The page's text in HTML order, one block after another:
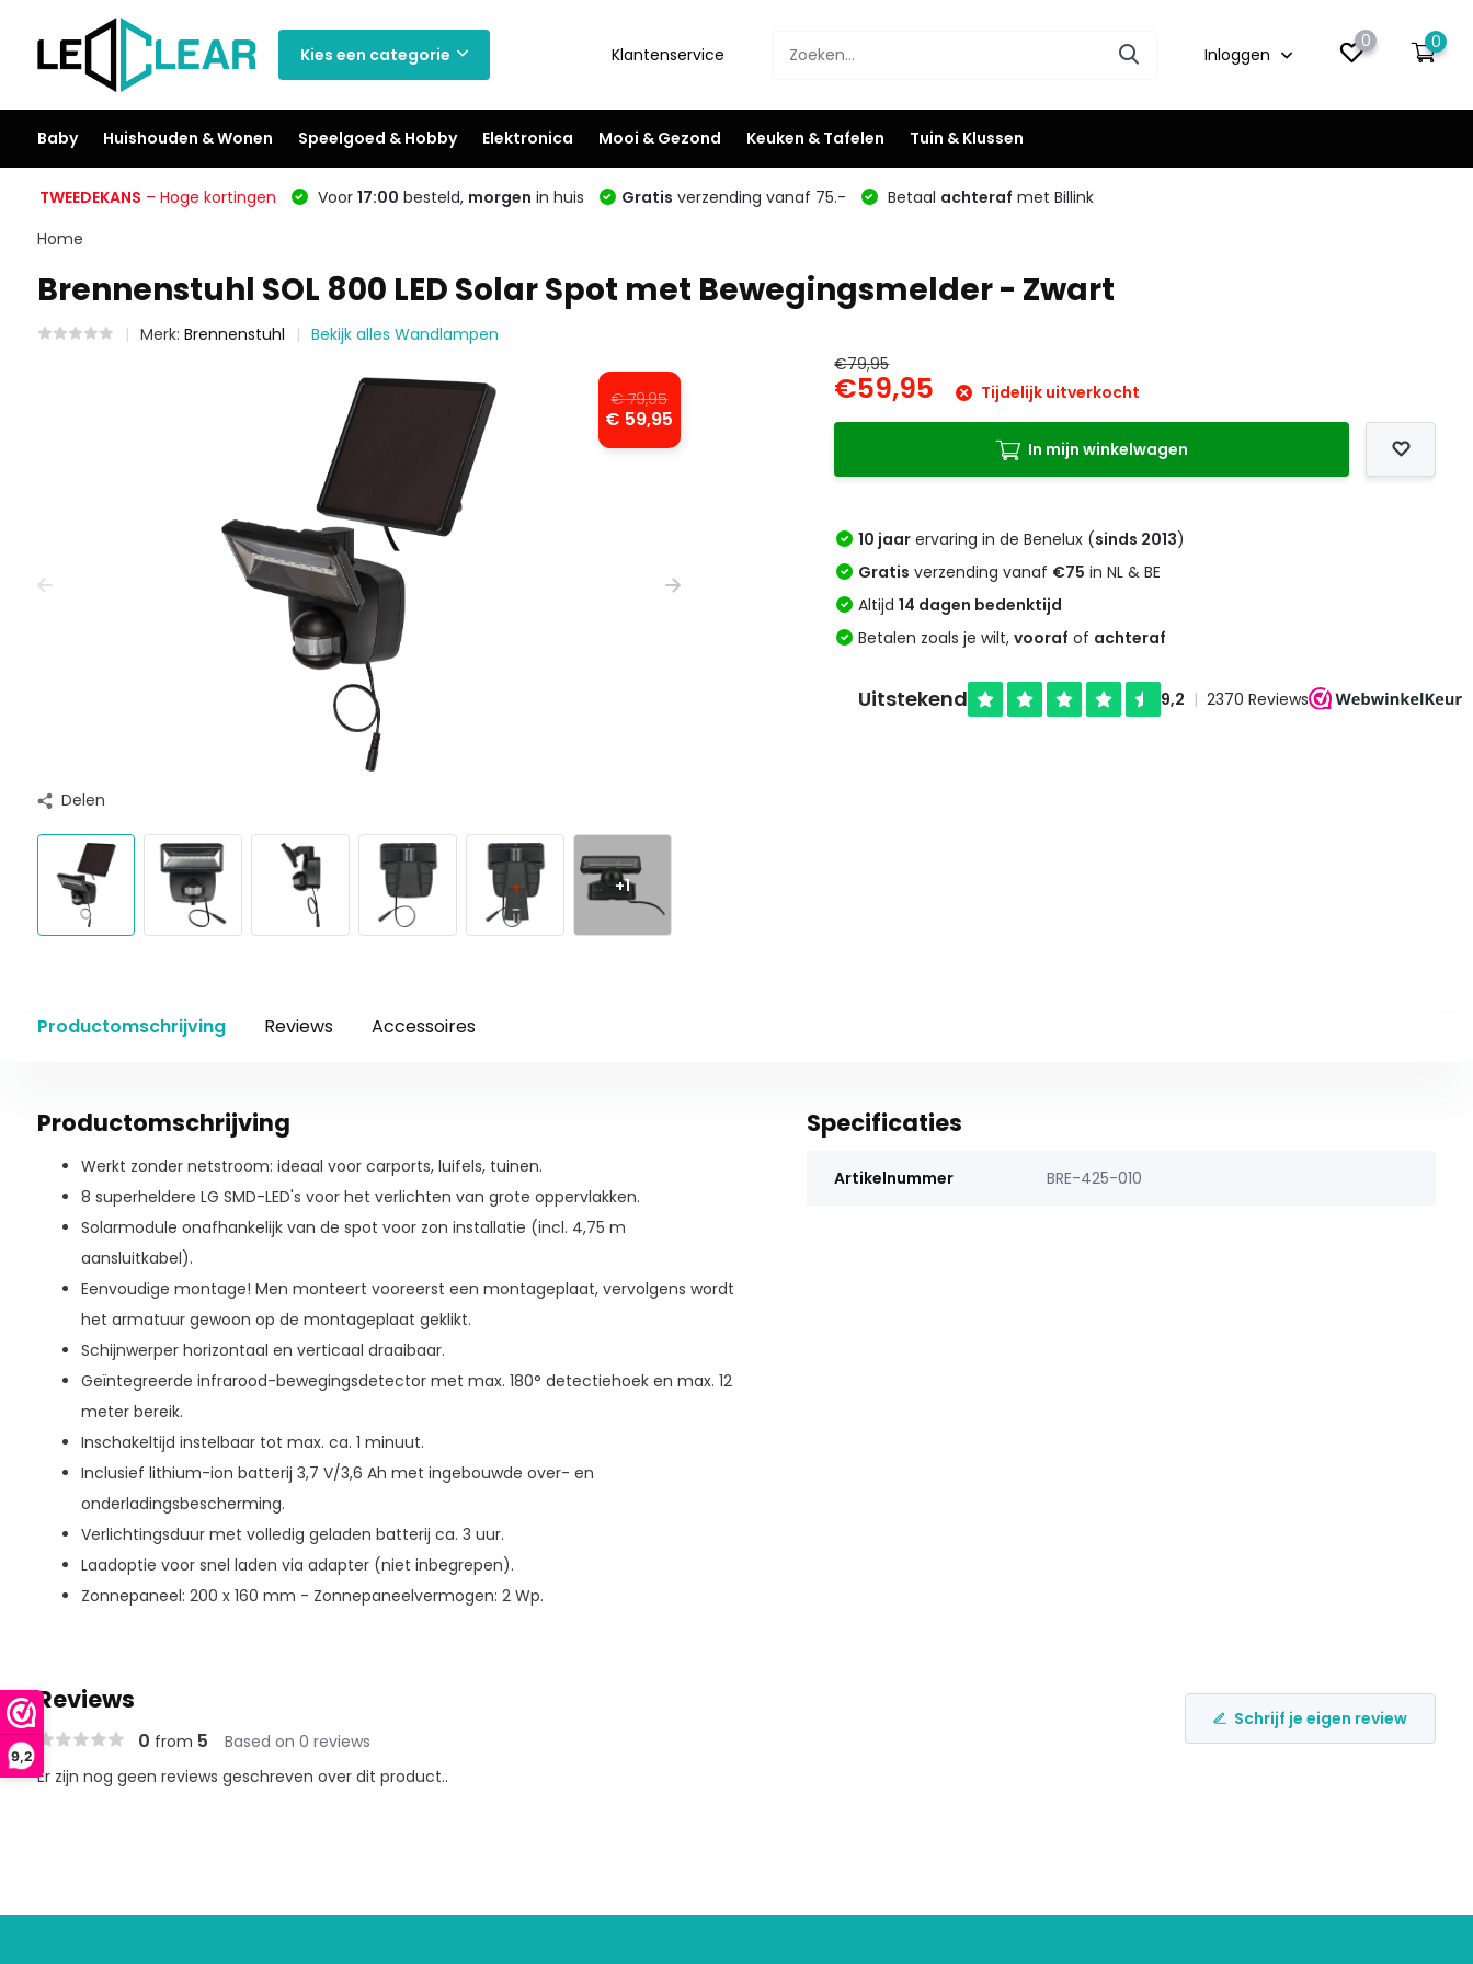
9,2
Kies een categorie Klantenservice Inloggen
0 0
Baby Huishouden & Wonen Speelgoed & Hobby Elektronica Mooi & Gezond Keuken & Tafelen Tuin & Klussen
TWEEDEKANS – Hoge kortingen Voor 17:00 besteld, morgen in huis Gratis verzending vanaf 75.- Betaal achteraf met Billink
Home
Brennenstuhl SOL 800 LED Solar Spot met Bewegingsmelder - Zwart
Merk: Brennenstuhl Bekijk alles Wandlampen
€ 79,95
€ 59,95
Delen
+1
€79,95
€59,95 Tijdelijk uitverkocht
In mijn winkelwagen
10 jaar ervaring in de Benelux (sinds 2013)
Gratis verzending vanaf €75 in NL & BE
Altijd14 dagen bedenktijd
Betalen zoals je wilt,vooraf of achteraf
Productomschrijving Reviews Accessoires
Productomschrijving
Werkt zonder netstroom: ideaal voor carports, luifels, tuinen.
8 superheldere LG SMD-LED's voor het verlichten van grote oppervlakken.
Solarmodule onafhankelijk van de spot voor zon installatie (incl. 4,75 m
aansluitkabel).
Eenvoudige montage! Men monteert vooreerst een montageplaat, vervolgens wordt
het armatuur gewoon op de montageplaat geklikt.
Schijnwerper horizontaal en verticaal draaibaar.
Geïntegreerde infrarood-bewegingsdetector met max. 180° detectiehoek en max. 12
meter bereik.
Inschakeltijd instelbaar tot max. ca. 1 minuut.
Inclusief lithium-ion batterij 3,7 V/3,6 Ah met ingebouwde over- en
onderladingsbescherming.
Verlichtingsduur met volledig geladen batterij ca. 3 uur.
Laadoptie voor snel laden via adapter (niet inbegrepen).
Zonnepaneel: 200 x 160 mm - Zonnepaneelvermogen: 2 Wp.
Specificaties
Artikelnummer BRE-425-010
Reviews
0 from 5 Based on 0 reviews
Schrijf je eigen review
Er zijn nog geen reviews geschreven over dit product..